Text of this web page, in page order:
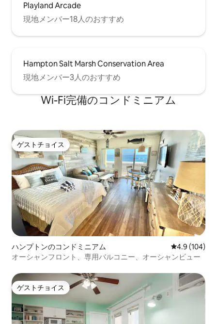
Playland Arcade
現地メンバー18人のおすすめ
Hampton Salt Marsh Conservation Area
現地メンバー3人のおすすめ
Wi-Fi完備のコンドミニアム
ゲストチョイス
ゲストチョイス
ハンプトンのコンドミニアム レビュー104
4.9 (104)
オーシャンフロント、専用バルコニー、オーシャンビュー
ゲストチョイス
ゲストチョイス